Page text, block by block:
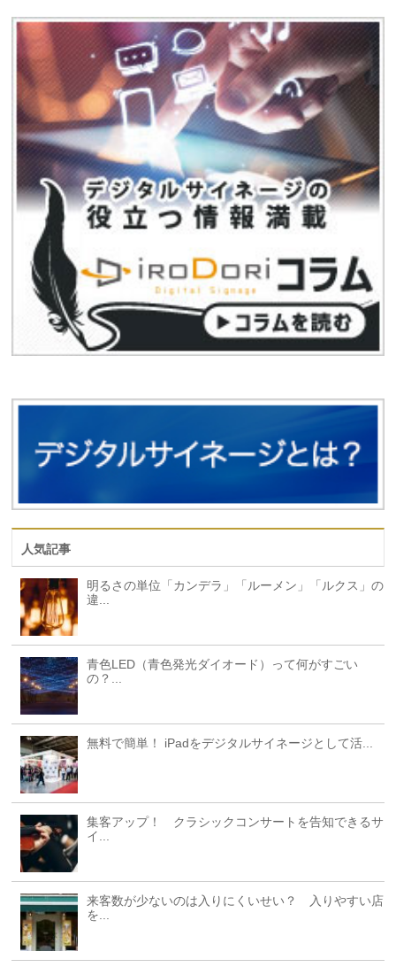
人気記事
明るさの単位「カンデラ」「ルーメン」「ルクス」の
違...
青色LED（青色発光ダイオード）って何がすごい
の？...
無料で簡単！ iPadをデジタルサイネージとして活...
集客アップ！ クラシックコンサートを告知できるサ
イ...
来客数が少ないのは入りにくいせい？ 入りやすい店
を...